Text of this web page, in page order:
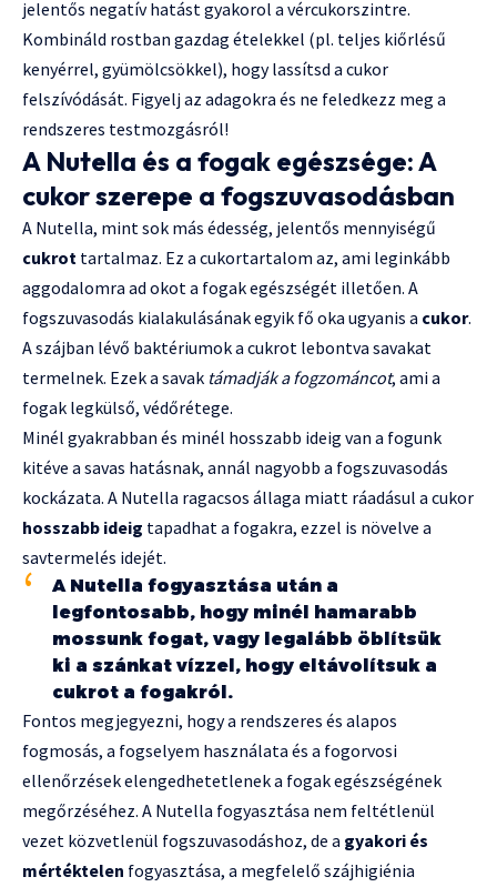
jelentős negatív hatást gyakorol a vércukorszintre.
Kombináld rostban gazdag ételekkel (pl. teljes kiőrlésű
kenyérrel, gyümölcsökkel), hogy lassítsd a cukor
felszívódását. Figyelj az adagokra és ne feledkezz meg a
rendszeres testmozgásról!
A Nutella és a fogak egészsége: A
cukor szerepe a fogszuvasodásban
A Nutella, mint sok más édesség, jelentős mennyiségű
cukrot tartalmaz. Ez a cukortartalom az, ami leginkább
aggodalomra ad okot a fogak egészségét illetően. A
fogszuvasodás kialakulásának egyik fő oka ugyanis a cukor.
A szájban lévő baktériumok a cukrot lebontva savakat
termelnek. Ezek a savak támadják a fogzománcot, ami a
fogak legkülső, védőrétege.
Minél gyakrabban és minél hosszabb ideig van a fogunk
kitéve a savas hatásnak, annál nagyobb a fogszuvasodás
kockázata. A Nutella ragacsos állaga miatt ráadásul a cukor
hosszabb ideig tapadhat a fogakra, ezzel is növelve a
savtermelés idejét.
A Nutella fogyasztása után a
legfontosabb, hogy minél hamarabb
mossunk fogat, vagy legalább öblítsük
ki a szánkat vízzel, hogy eltávolítsuk a
cukrot a fogakról.
Fontos megjegyezni, hogy a rendszeres és alapos
fogmosás, a fogselyem használata és a fogorvosi
ellenőrzések elengedhetetlenek a fogak egészségének
megőrzéséhez. A Nutella fogyasztása nem feltétlenül
vezet közvetlenül fogszuvasodáshoz, de a gyakori és
mértéktelen fogyasztása, a megfelelő szájhigiénia